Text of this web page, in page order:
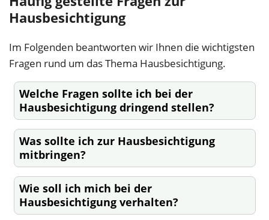
Hausbesichtigung
Im Folgenden beantworten wir Ihnen die wichtigsten
Fragen rund um das Thema Hausbesichtigung.
Welche Fragen sollte ich bei der
Hausbesichtigung dringend stellen?
Was sollte ich zur Hausbesichtigung
mitbringen?
Wie soll ich mich bei der
Hausbesichtigung verhalten?